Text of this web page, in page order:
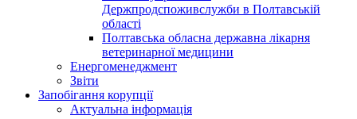
Держпродспоживслужби в Полтавській
області
Полтавська обласна державна лікарня
ветеринарної медицини
Енергоменеджмент
Звіти
Запобігання корупції
Актуальна інформація